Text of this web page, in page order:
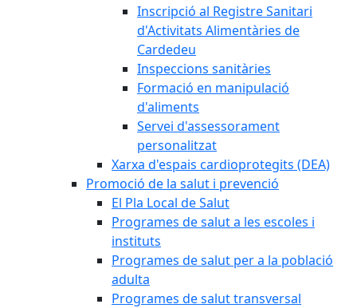
Inscripció al Registre Sanitari
d'Activitats Alimentàries de
Cardedeu
Inspeccions sanitàries
Formació en manipulació
d'aliments
Servei d'assessorament
personalitzat
Xarxa d'espais cardioprotegits (DEA)
Promoció de la salut i prevenció
El Pla Local de Salut
Programes de salut a les escoles i
instituts
Programes de salut per a la població
adulta
Programes de salut transversal